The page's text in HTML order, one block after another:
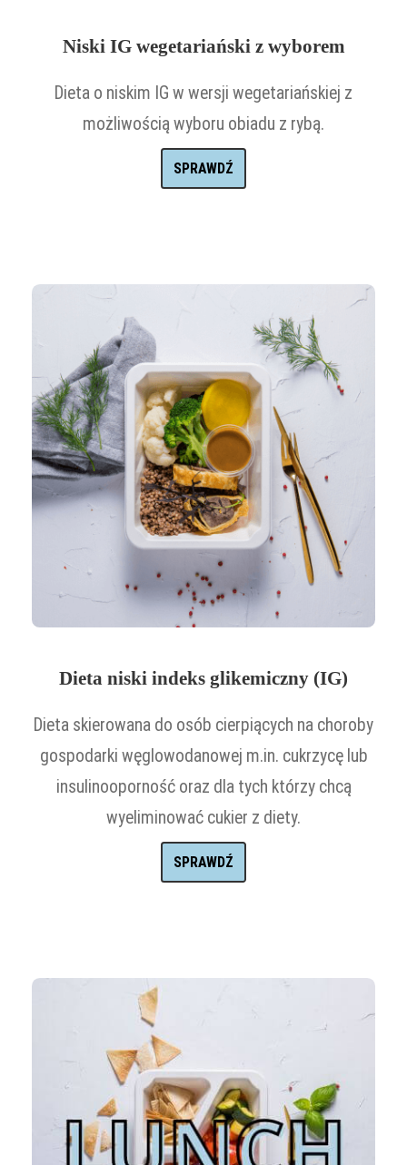
Niski IG wegetariański z wyborem
Dieta o niskim IG w wersji wegetariańskiej z
możliwością wyboru obiadu z rybą.
SPRAWDŹ
Dieta niski indeks glikemiczny (IG)
Dieta skierowana do osób cierpiących na choroby
gospodarki węglowodanowej m.in. cukrzycę lub
insulinooporność oraz dla tych którzy chcą
wyeliminować cukier z diety.
SPRAWDŹ